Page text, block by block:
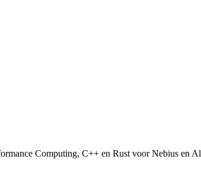
Computing, C++ en Rust voor Nebius en